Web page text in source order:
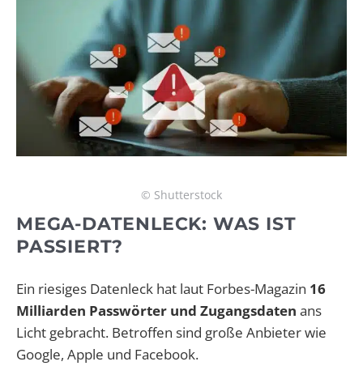
© Shutterstock
MEGA-DATENLECK: WAS IST
PASSIERT?
Ein riesiges Datenleck hat laut Forbes-Magazin 16
Milliarden Passwörter und Zugangsdaten ans
Licht gebracht. Betroffen sind große Anbieter wie
Google, Apple und Facebook.